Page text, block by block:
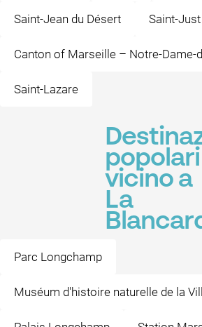
Saint-Jean du Désert Saint-Just
Canton of Marseille – Notre-Dame-
Saint-Lazare
popolari
vicino a
La
Parc Longchamp
Muséum d'histoire naturelle de la